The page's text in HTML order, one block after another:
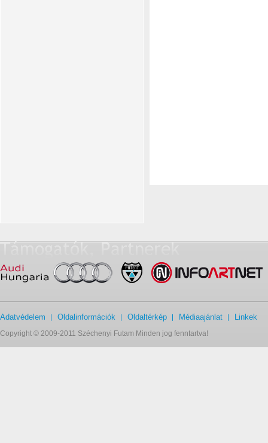
Adatvédelem Oldalinformációk Oldaltérkép Médiaajánlat Linkek
Copyright © 2009-2011 Széchenyi Futam Minden jog fenntartva!